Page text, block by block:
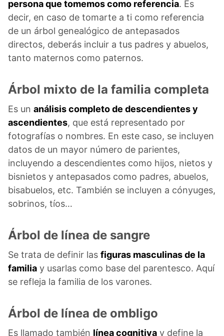
persona que tomemos como referencia. Es
decir, en caso de tomarte a ti como referencia
de un árbol genealógico de antepasados
directos, deberás incluir a tus padres y abuelos,
tanto maternos como paternos.
Árbol mixto de la familia completa
Es un análisis completo de descendientes y
ascendientes, que está representado por
fotografías o nombres. En este caso, se incluyen
datos de un mayor número de parientes,
incluyendo a descendientes como hijos, nietos y
bisnietos y antepasados como padres, abuelos,
bisabuelos, etc. También se incluyen a cónyuges,
sobrinos, tíos…
Árbol de línea de sangre
Se trata de definir las figuras masculinas de la
familia y usarlas como base del parentesco. Aquí
se refleja la familia de los varones.
Árbol de línea de ombligo
Es llamado también línea cognitiva y define la